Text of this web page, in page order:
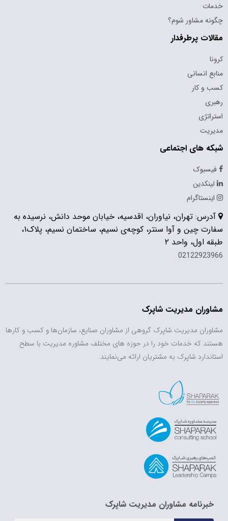
مشاور شوم؟
پرطرفدار
انسانی
و کار
های اجتماعی
تهران، نیاوران، اقدسیه، خیابان موحد دانش، نرسیده به
سفارت چین و آوا سنتر، کوچه‌ی نسیم، ساختمان نسیم، پلاک۱،
اول، واحد ۲
مدیریت شاپرک
مدیریت شاپرک گروهی از مشاوران صنایع، سازمان‌ها و کسب و کارها
که خدمات خود را در حوزه های مختلف مشاوره مدیریت با سطح
شاپرک به مشتریان ارائه می‌نمایند.
مشاوران مدیریت شاپرک